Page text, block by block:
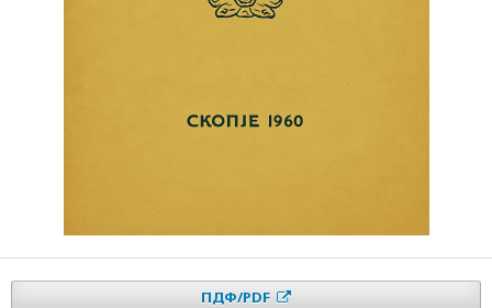
ПДФ/PDF